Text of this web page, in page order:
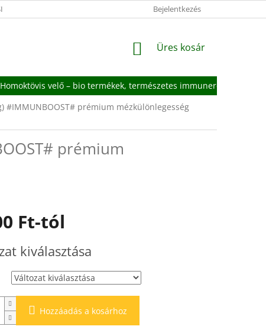
FOGYASZTÓVÉDELMI
Bejelentkezés
KOSÁR
Üres kosár
Homoktövis velő – bio termékek, természetes immunerősítés
#IMMUNBOOST# prémium mézkülönlegesség
prémium
Ft-tól
kiválasztása
Hozzáadás a kosárhoz